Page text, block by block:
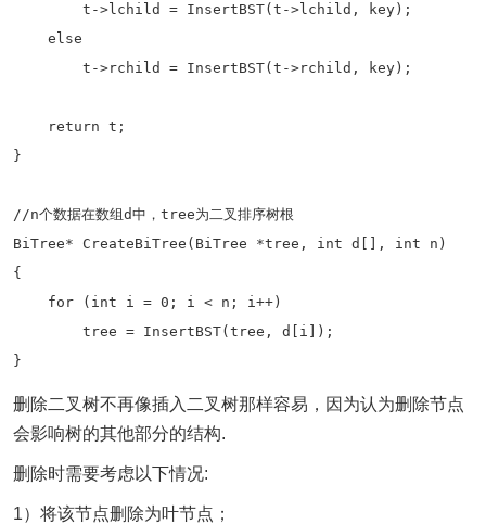
        t->lchild = InsertBST(t->lchild, key);
    else
        t->rchild = InsertBST(t->rchild, key);
    return t;
}
//n个数据在数组d中，tree为二叉排序树根
BiTree* CreateBiTree(BiTree *tree, int d[], int n)
{
    for (int i = 0; i < n; i++)
        tree = InsertBST(tree, d[i]);
删除二叉树不再像插入二叉树那样容易，因为认为删除节点
会影响树的其他部分的结构.
删除时需要考虑以下情况:
1）将该节点删除为叶节点；